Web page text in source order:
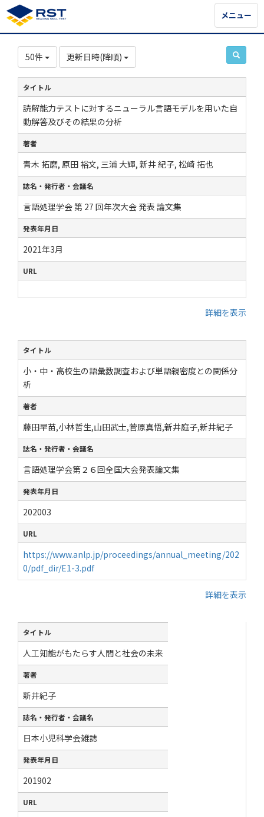
メニュー
メニュー
50件 更新日時(降順)
タイトル
読解能力テストに対するニューラル言語モデルを用いた自
動解答及びその結果の分析
著者
青木 拓磨, 原田 裕文, 三浦 大輝, 新井 紀子, 松崎 拓也
誌名・発行者・会議名
言語処理学会 第 27 回年次大会 発表 論文集
発表年月日
2021年3月
URL
詳細を表示
タイトル
小・中・高校生の語彙数調査および単語親密度との関係分
析
著者
藤田早苗,小林哲生,山田武士,菅原真悟,新井庭子,新井紀子
誌名・発行者・会議名
言語処理学会第２６回全国大会発表論文集
発表年月日
202003
URL
https://www.anlp.jp/proceedings/annual_meeting/202
0/pdf_dir/E1-3.pdf
詳細を表示
タイトル
人工知能がもたらす人間と社会の未来
著者
新井紀子
誌名・発行者・会議名
日本小児科学会雑誌
発表年月日
201902
URL